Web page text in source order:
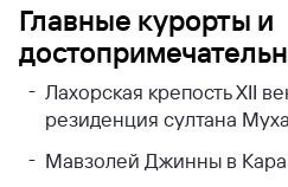
Главные курорты и
Лахорская крепость XII
резиденция султана
Мавзолей Джинны в